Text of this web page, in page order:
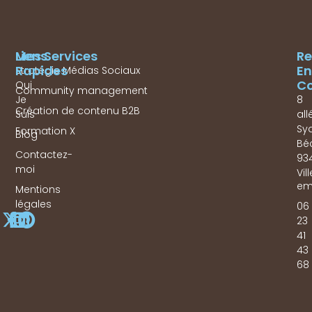
Mes Services
Stratégie Médias Sociaux
Community management
Création de contenu B2B
Formation X
Liens
Rapides
Qui
Je
Suis
Blog
Contactez-
moi
Mentions
légales
En
8
06
23
41
43
68